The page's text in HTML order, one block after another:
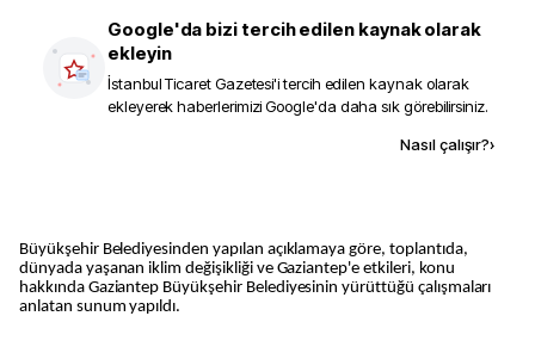
Google'da bizi tercih edilen kaynak olarak
ekleyin
İstanbul Ticaret Gazetesi'i tercih edilen kaynak olarak
ekleyerek haberlerimizi Google'da daha sık görebilirsiniz.
Nasıl çalışır?›
Büyükşehir Belediyesinden yapılan açıklamaya göre, toplantıda,
dünyada yaşanan iklim değişikliği ve Gaziantep'e etkileri, konu
hakkında Gaziantep Büyükşehir Belediyesinin yürüttüğü çalışmaları
anlatan sunum yapıldı.